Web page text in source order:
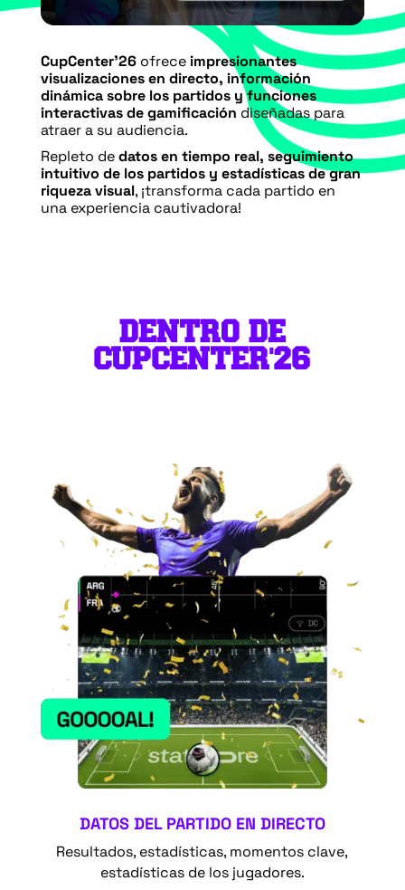
CupCenter’26ofrece impresionantes
visualizaciones en directo, información
dinámica sobre los partidos y funciones
interactivas de gamificación diseñadas para
atraer a su audiencia.
Repleto dedatos en tiempo real, seguimiento
intuitivo de los partidos y estadísticas de gran
riqueza visual, ¡transforma cada partido en
una experiencia cautivadora!
DENTRO DE
CUPCENTER'26
DATOS DEL PARTIDO EN DIRECTO
Resultados, estadísticas, momentos clave,
estadísticas de los jugadores.